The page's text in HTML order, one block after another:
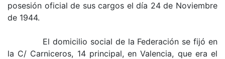
posesión oficial de sus cargos el día 24 de Noviembre
de 1944.
El domicilio social de la Federación se fijó en
la C/ Carniceros, 14 principal, en Valencia, que era el